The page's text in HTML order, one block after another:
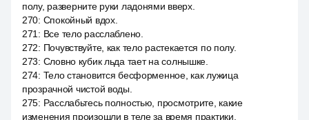
полу, разверните руки ладонями вверх.
270: Спокойный вдох.
271 : Все тело расслаблено.
272: Почувствуйте, как тело растекается по полу.
273: Словно кубик льда тает на солнышке.
274: Тело становится бесформенное, как лужица
прозрачной чистой воды.
275: Расслабьтесь полностью, просмотрите, какие
изменения произошли в теле за время практики.